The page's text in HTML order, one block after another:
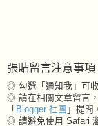
張貼留言注意事項
◎ 勾選「通知我」可
◎ 請在相關文章留言
「 Blogger 社團 」提問
◎ 請避免使用 Safari